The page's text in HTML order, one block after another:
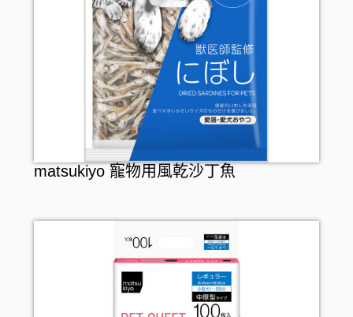
漱口水
假牙護理
matsukiyo 寵物用風乾沙丁魚